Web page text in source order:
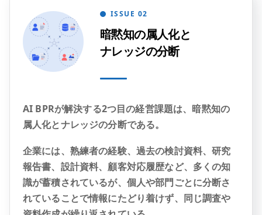
ISSUE 02
暗黙知の属人化と
ナレッジの分断
AI BPRが解決する2つ目の経営課題は、暗黙知の
属人化とナレッジの分断である。
企業には、熟練者の経験、過去の検討資料、研究
報告書、設計資料、顧客対応履歴など、多くの知
識が蓄積されているが、個人や部門ごとに分断さ
れていることで情報にたどり着けず、同じ調査や